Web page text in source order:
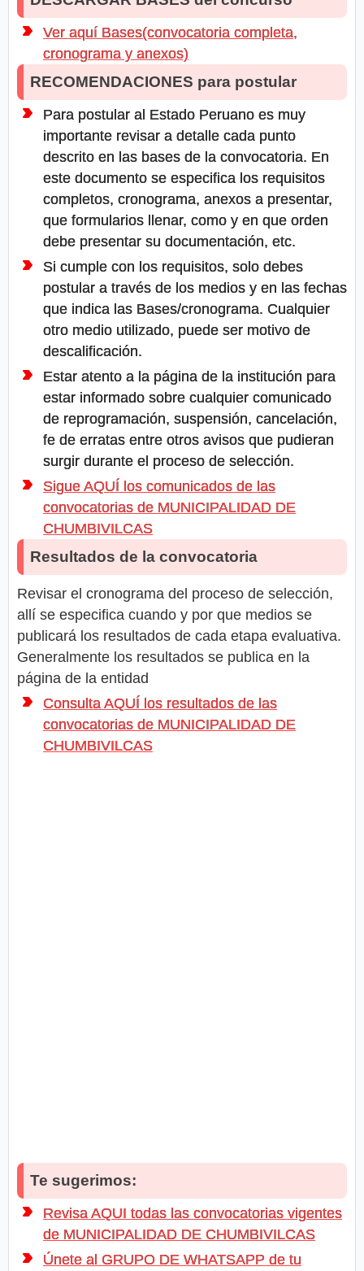
Ver aquí Bases(convocatoria completa,
cronograma y anexos)
RECOMENDACIONES para postular
Para postular al Estado Peruano es muy
importante revisar a detalle cada punto
descrito en las bases de la convocatoria. En
este documento se especifica los requisitos
completos, cronograma, anexos a presentar,
que formularios llenar, como y en que orden
debe presentar su documentación, etc.
Si cumple con los requisitos, solo debes
postular a través de los medios y en las fechas
que indica las Bases/cronograma. Cualquier
otro medio utilizado, puede ser motivo de
descalificación.
Estar atento a la página de la institución para
estar informado sobre cualquier comunicado
de reprogramación, suspensión, cancelación,
fe de erratas entre otros avisos que pudieran
surgir durante el proceso de selección.
Sigue AQUÍ los comunicados de las
convocatorias de MUNICIPALIDAD DE
CHUMBIVILCAS
Resultados de la convocatoria
Revisar el cronograma del proceso de selección,
allí se especifica cuando y por que medios se
publicará los resultados de cada etapa evaluativa.
Generalmente los resultados se publica en la
página de la entidad
Consulta AQUÍ los resultados de las
convocatorias de MUNICIPALIDAD DE
CHUMBIVILCAS
Te sugerimos:
Revisa AQUI todas las convocatorias vigentes
de MUNICIPALIDAD DE CHUMBIVILCAS
Únete al GRUPO DE WHATSAPP de tu